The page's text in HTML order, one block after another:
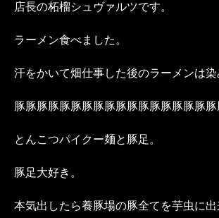
店長の柘榴シュヴァルツです。
ラーメン食べました。
汗をかいて畑仕事した後のラーメンは染
豚豚豚豚豚豚豚豚豚豚豚豚豚豚豚豚豚
とんこつパイクー麺と豚足。
豚足大好き。
本気出したら養豚場の豚全てを芋虫に